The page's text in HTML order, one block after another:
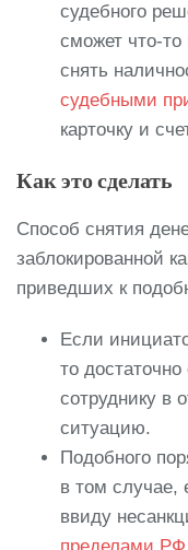
судебного
сможет что-
снять
судебными
карточку и
Как это сделать
Способ снятия
заблокированной
приведших к
Если
то
сотруднику в
ситуацию.
Подобного
в том случае,
ввиду